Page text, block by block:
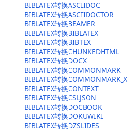
BIBLATEX转换ASCIIDOC
BIBLATEX转换ASCIIDOCTOR
BIBLATEX转换BEAMER
BIBLATEX转换BIBLATEX
BIBLATEX转换BIBTEX
BIBLATEX转换CHUNKEDHTML
BIBLATEX转换DOCX
BIBLATEX转换COMMONMARK
BIBLATEX转换COMMONMARK_X
BIBLATEX转换CONTEXT
BIBLATEX转换CSLJSON
BIBLATEX转换DOCBOOK
BIBLATEX转换DOKUWIKI
BIBLATEX转换DZSLIDES